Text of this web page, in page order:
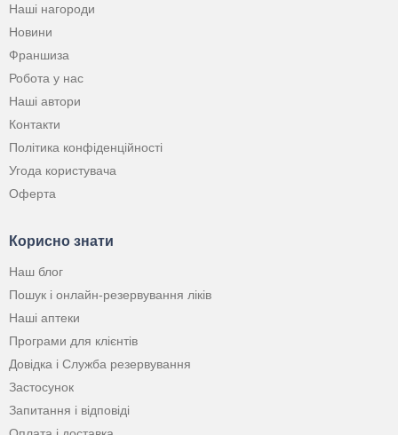
Наші нагороди
Новини
Франшиза
Робота у нас
Наші автори
Контакти
Політика конфіденційності
Угода користувача
Оферта
Корисно знати
Наш блог
Пошук і онлайн-резервування ліків
Наші аптеки
Програми для клієнтів
Довідка і Служба резервування
Застосунок
Запитання і відповіді